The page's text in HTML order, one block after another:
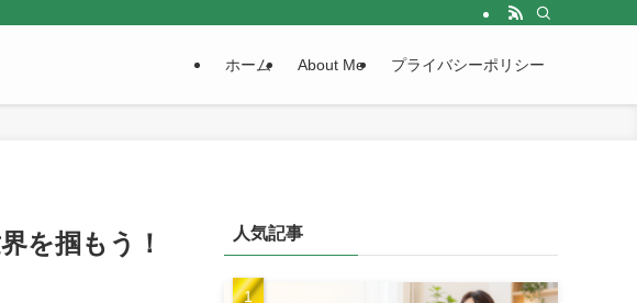
ホーム About Me プライバシーポリシー
を掴もう！ 人気記事